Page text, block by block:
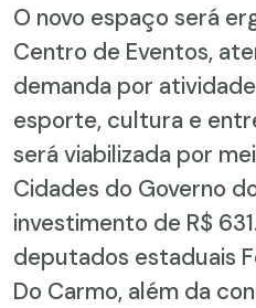
O novo espaço será
Centro de Eventos,
demanda por
esporte, cultura e
será viabilizada por
Cidades do Governo
investimento de R$
deputados estaduais
Do Carmo, além da